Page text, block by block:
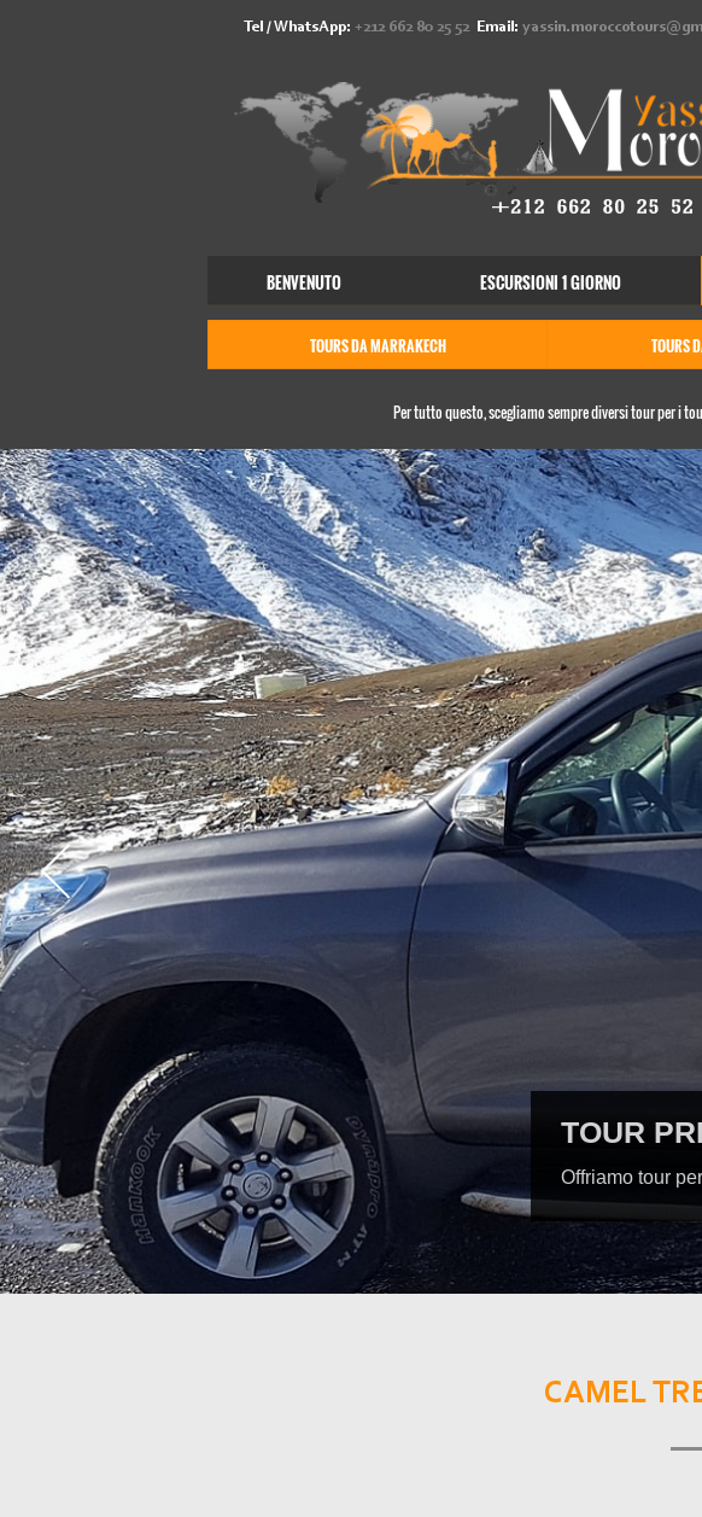
BENVENUTO ESCURSIONI 1 GIORNO
TOURS DA MARRAKECH TOURS
Per tutto questo, scegliamo sempre diversi tour per i
Tel / WhatsApp: +212 662 80 25 52 Email:
CAMEL